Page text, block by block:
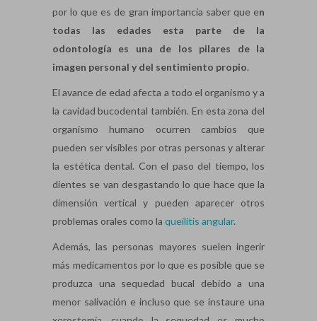
por lo que es de gran importancia saber que en
todas las edades esta parte de la
odontología es una de los pilares de la
imagen personal y del sentimiento propio.
El avance de edad afecta a todo el organismo y a
la cavidad bucodental también. En esta zona del
organismo humano ocurren cambios que
pueden ser visibles por otras personas y alterar
la estética dental. Con el paso del tiempo, los
dientes se van desgastando lo que hace que la
dimensión vertical y pueden aparecer otros
problemas orales como la queilitis angular.
Además, las personas mayores suelen ingerir
más medicamentos por lo que es posible que se
produzca una sequedad bucal debido a una
menor salivación e incluso que se instaure una